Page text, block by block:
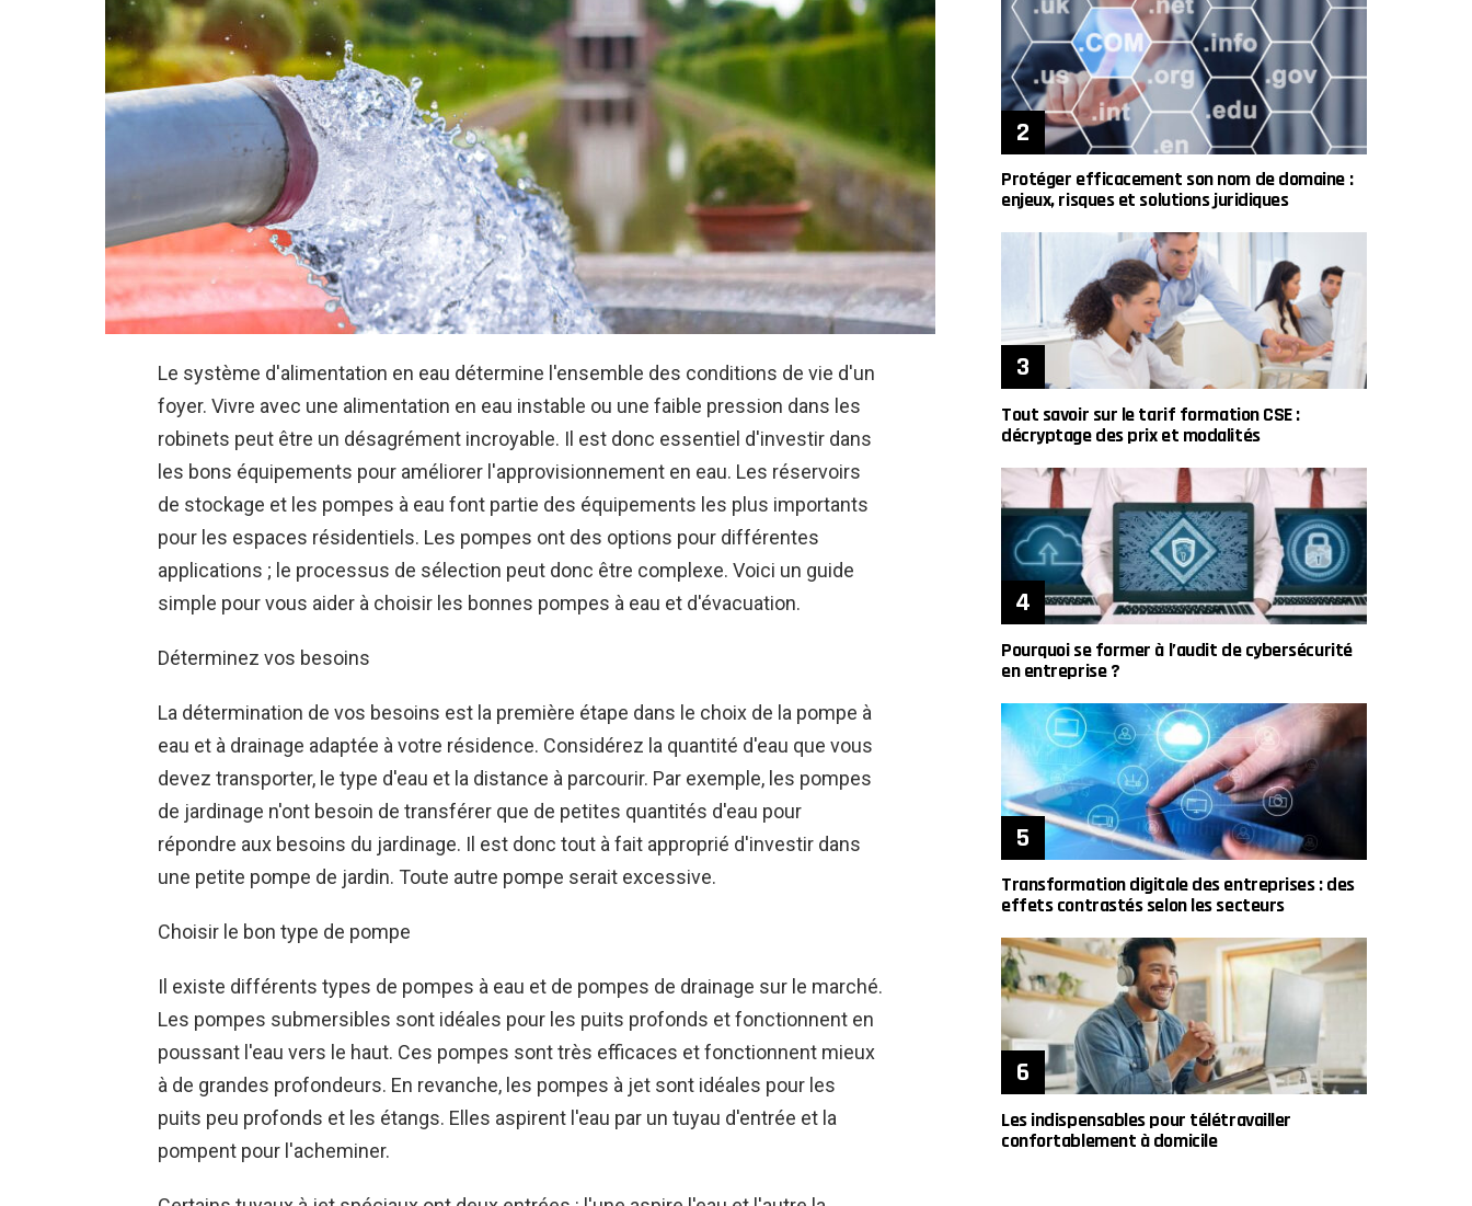
Le système d'alimentation en eau détermine l'ensemble des conditions de vie d'un
foyer. Vivre avec une alimentation en eau instable ou une faible pression dans les
robinets peut être un désagrément incroyable. Il est donc essentiel d'investir dans
les bons équipements pour améliorer l'approvisionnement en eau. Les réservoirs
de stockage et les pompes à eau font partie des équipements les plus importants
pour les espaces résidentiels. Les pompes ont des options pour différentes
applications ; le processus de sélection peut donc être complexe. Voici un guide
simple pour vous aider à choisir les bonnes pompes à eau et d'évacuation.
Déterminez vos besoins
La détermination de vos besoins est la première étape dans le choix de la pompe à
eau et à drainage adaptée à votre résidence. Considérez la quantité d'eau que vous
devez transporter, le type d'eau et la distance à parcourir. Par exemple, les pompes
de jardinage n'ont besoin de transférer que de petites quantités d'eau pour
répondre aux besoins du jardinage. Il est donc tout à fait approprié d'investir dans
une petite pompe de jardin. Toute autre pompe serait excessive.
Choisir le bon type de pompe
Il existe différents types de pompes à eau et de pompes de drainage sur le marché.
Les pompes submersibles sont idéales pour les puits profonds et fonctionnent en
poussant l'eau vers le haut. Ces pompes sont très efficaces et fonctionnent mieux
à de grandes profondeurs. En revanche, les pompes à jet sont idéales pour les
puits peu profonds et les étangs. Elles aspirent l'eau par un tuyau d'entrée et la
pompent pour l'acheminer.
Protéger efficacement son nom de domaine :
enjeux, risques et solutions juridiques
Tout savoir sur le tarif formation CSE :
décryptage des prix et modalités
Pourquoi se former à l’audit de cybersécurité
en entreprise ?
Transformation digitale des entreprises : des
effets contrastés selon les secteurs
Les indispensables pour télétravailler
confortablement à domicile